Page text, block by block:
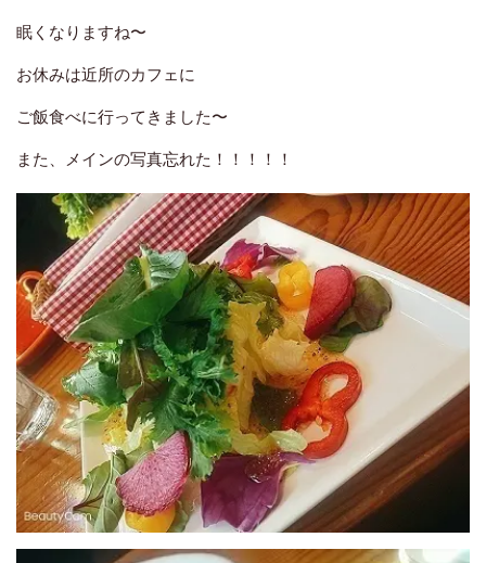
眠くなりますね〜
お休みは近所のカフェに
ご飯食べに行ってきました〜
また、メインの写真忘れた！！！！！